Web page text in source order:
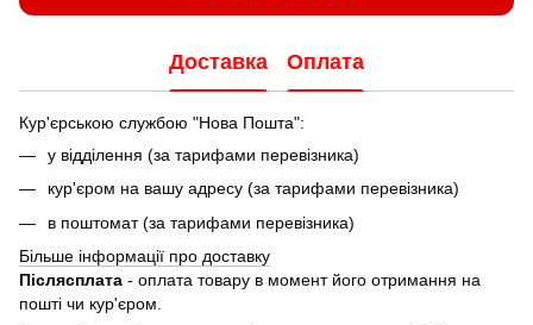
Доставка Оплата
Кур'єрською службою "Нова Пошта":
у відділення (за тарифами перевізника)
кур'єром на вашу адресу (за тарифами перевізника)
в поштомат (за тарифами перевізника)
Більше інформації про доставку
Післясплата - оплата товару в момент його отримання на
пошті чи кур'єром.